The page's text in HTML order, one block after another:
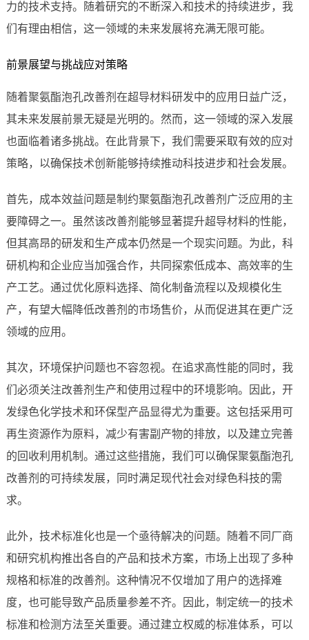
力的技术支持。随着研究的不断深入和技术的持续进步，我
们有理由相信，这一领域的未来发展将充满无限可能。
前景展望与挑战应对策略
随着聚氨酯泡孔改善剂在超导材料研发中的应用日益广泛，
其未来发展前景无疑是光明的。然而，这一领域的深入发展
也面临着诸多挑战。在此背景下，我们需要采取有效的应对
策略，以确保技术创新能够持续推动科技进步和社会发展。
首先，成本效益问题是制约聚氨酯泡孔改善剂广泛应用的主
要障碍之一。虽然该改善剂能够显著提升超导材料的性能，
但其高昂的研发和生产成本仍然是一个现实问题。为此，科
研机构和企业应当加强合作，共同探索低成本、高效率的生
产工艺。通过优化原料选择、简化制备流程以及规模化生
产，有望大幅降低改善剂的市场售价，从而促进其在更广泛
领域的应用。
其次，环境保护问题也不容忽视。在追求高性能的同时，我
们必须关注改善剂生产和使用过程中的环境影响。因此，开
发绿色化学技术和环保型产品显得尤为重要。这包括采用可
再生资源作为原料，减少有害副产物的排放，以及建立完善
的回收利用机制。通过这些措施，我们可以确保聚氨酯泡孔
改善剂的可持续发展，同时满足现代社会对绿色科技的需
求。
此外，技术标准化也是一个亟待解决的问题。随着不同厂商
和研究机构推出各自的产品和技术方案，市场上出现了多种
规格和标准的改善剂。这种情况不仅增加了用户的选择难
度，也可能导致产品质量参差不齐。因此，制定统一的技术
标准和检测方法至关重要。通过建立权威的标准体系，可以